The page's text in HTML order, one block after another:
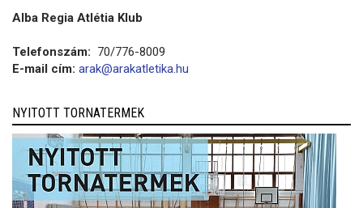
Alba Regia Atlétia Klub
Telefonszám: 70/776-8009
E-mail cím: arak@arakatletika.hu
NYITOTT TORNATERMEK